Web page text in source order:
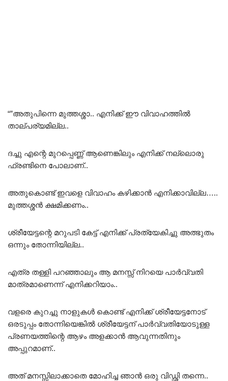
“”അതുപിന്നെ മുത്തശ്ശാ.. എനിക്ക് ഈ വിവാഹത്തിൽ
താല്പര്യമില്ല..
ദച്ചു എന്റെ മുറപ്പെണ്ണ് ആണെങ്കിലും എനിക്ക് നല്ലൊരു
ഫ്രണ്ടിനെ പോലാണ്..
അതുകൊണ്ട് ഇവളെ വിവാഹം കഴിക്കാൻ എനിക്കാവില്ല…..
മുത്തശ്ശൻ ക്ഷമിക്കണം..
ശ്രീയേട്ടന്റെ മറുപടി കേട്ട് എനിക്ക് പ്രത്യേകിച്ചു അത്ഭുതം
ഒന്നും തോന്നിയില്ല..
എത്ര തള്ളി പറഞ്ഞാലും ആ മനസ്സ് നിറയെ പാർവ്വതി
മാത്രമാണെന്ന് എനിക്കറിയാം..
വളരെ കുറച്ചു നാളുകൾ കൊണ്ട് എനിക്ക് ശ്രീയേട്ടനോട്
ഒരടുപ്പം തോന്നിയെങ്കിൽ ശ്രീയേട്ടന് പാർവ്വതിയോടുള്ള
പ്രണയത്തിന്റെ ആഴം അളക്കാൻ ആവുന്നതിനും
അപ്പുറമാണ്‌..
അത് മനസ്സിലാക്കാതെ മോഹിച്ച ഞാൻ ഒരു വിഡ്ഢി തന്നെ..